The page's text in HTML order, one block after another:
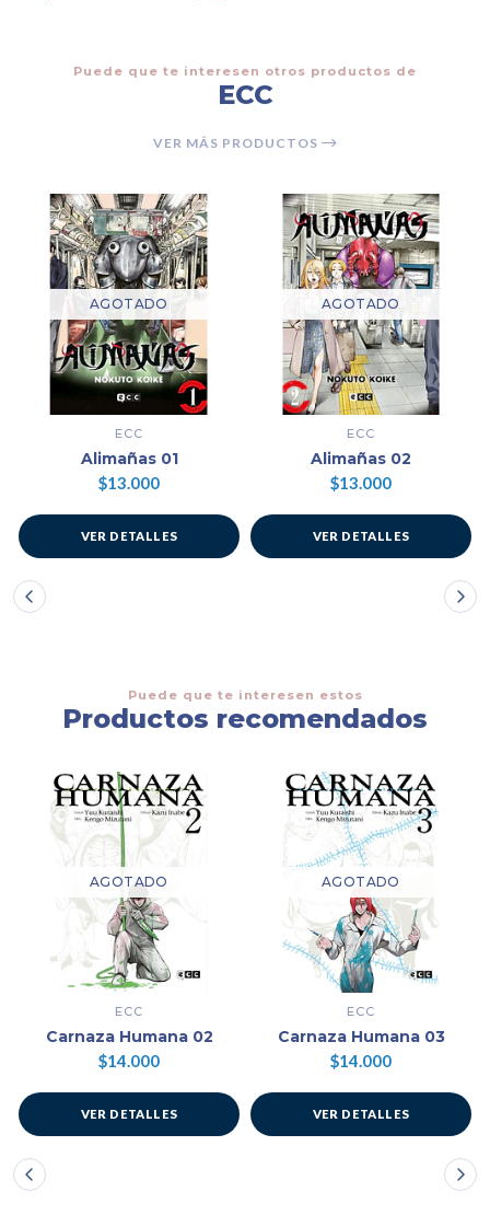
Puede que te interesen otros productos de
ECC
VER MÁS PRODUCTOS
AGOTADO
ECC
Alimañas 01
$13.000
VER DETALLES
AGOTADO
ECC
Alimañas 02
$13.000
VER DETALLES
Puede que te interesen estos
Productos recomendados
AGOTADO
ECC
Carnaza Humana 02
$14.000
VER DETALLES
AGOTADO
ECC
Carnaza Humana 03
$14.000
VER DETALLES